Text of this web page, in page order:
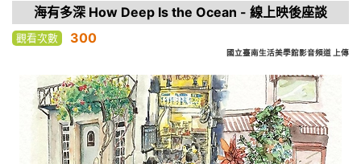
海有多深 How Deep Is the Ocean - 線上映後座談
觀看次數 300
國立臺南生活美學館影音頻道 上傳